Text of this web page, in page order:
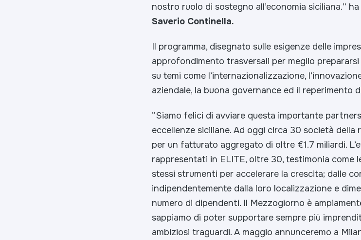
nostro ruolo di sostegno all’economia siciliana.”
Saverio Continella.
Il programma, disegnato sulle esigenze delle
approfondimento trasversali per meglio
su temi come l’internazionalizzazione,
aziendale, la buona governance ed il reperimento
“Siamo felici di avviare questa importante
eccellenze siciliane. Ad oggi circa 30 società della
per un fatturato aggregato di oltre €1.7 miliardi.
rappresentati in ELITE, oltre 30, testimonia come
stessi strumenti per accelerare la crescita; dalle
indipendentemente dalla loro localizzazione e
numero di dipendenti. Il Mezzogiorno è
sappiamo di poter supportare sempre più
ambiziosi traguardi. A maggio annunceremo a